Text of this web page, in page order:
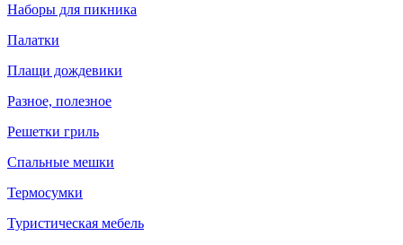
Наборы для пикника
Палатки
Плащи дождевики
Разное, полезное
Решетки гриль
Спальные мешки
Термосумки
Туристическая мебель